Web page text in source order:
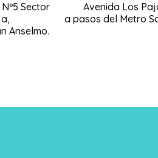
Sector
Anselmo.
Avenida Los
a pasos del Metro